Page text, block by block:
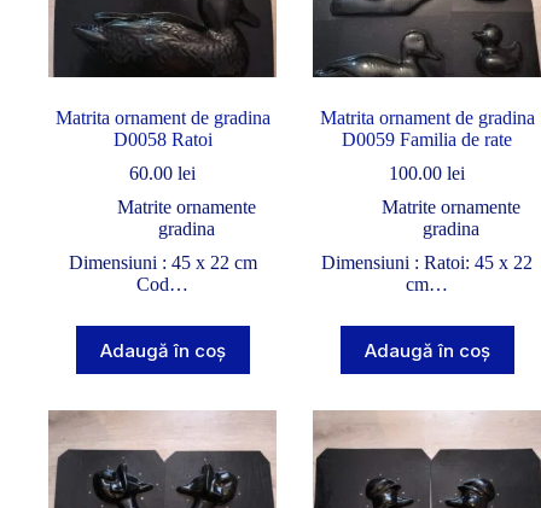
Matrita ornament de gradina
D0058 Ratoi
60.00 lei
Matrite ornamente
gradina
Dimensiuni : 45 x 22 cm
Cod…
Adaugă în coș
Matrita ornament de gradina
D0059 Familia de rate
100.00 lei
Matrite ornamente
gradina
Dimensiuni : Ratoi: 45 x 22
cm…
Adaugă în coș